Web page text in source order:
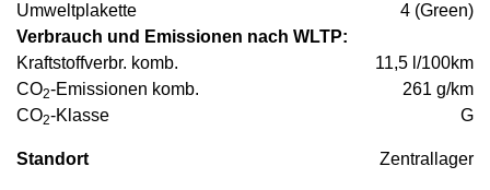
Umweltplakette
4 (Green)
Verbrauch und Emissionen nach WLTP:
Kraftstoffverbr. komb.
11,5 l/100km
CO2-Emissionen komb.
261 g/km
CO2-Klasse G
Standort Zentrallager